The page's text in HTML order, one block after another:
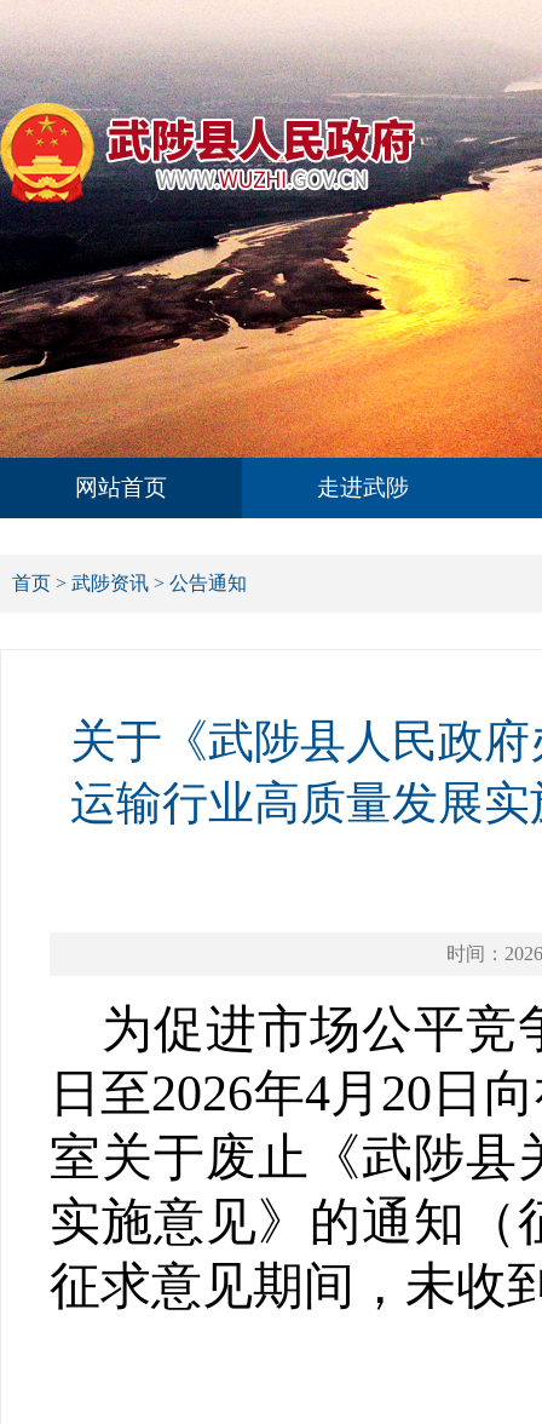
网站首页 走进武陟
首页 > 武陟资讯 > 公告通知
关于《武陟县人民政
运输行业高质量发展
时间：
为促进市场公平竞
日至2026年4月 20 日
室关于废止《武陟县
实施意见》的通知（
征求意见期间， 未收